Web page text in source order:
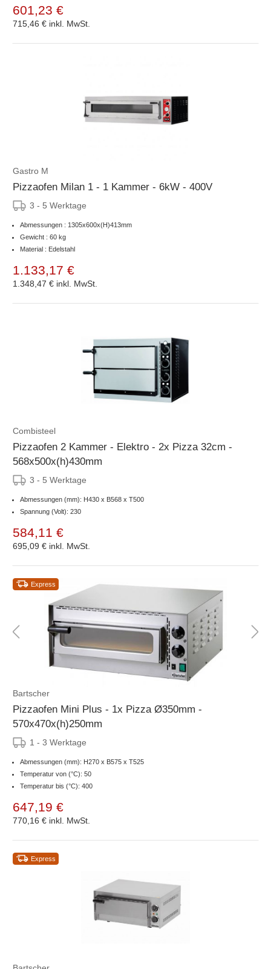
601,23 €
715,46 € inkl. MwSt.
Gastro M
Pizzaofen Milan 1 - 1 Kammer - 6kW - 400V
3 - 5 Werktage
Abmessungen : 1305x600x(H)413mm
Gewicht : 60 kg
Material : Edelstahl
1.133,17 €
1.348,47 € inkl. MwSt.
Combisteel
Pizzaofen 2 Kammer - Elektro - 2x Pizza 32cm -
568x500x(h)430mm
3 - 5 Werktage
Abmessungen (mm): H430 x B568 x T500
Spannung (Volt): 230
584,11 €
695,09 € inkl. MwSt.
Express
Bartscher
Pizzaofen Mini Plus - 1x Pizza Ø350mm -
570x470x(h)250mm
1 - 3 Werktage
Abmessungen (mm): H270 x B575 x T525
Temperatur von (°C): 50
Temperatur bis (°C): 400
647,19 €
770,16 € inkl. MwSt.
Express